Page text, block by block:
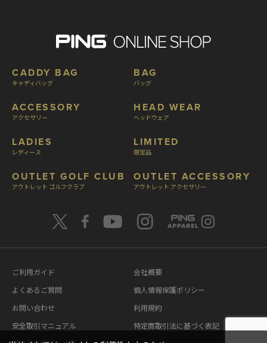
CADDY BAG
キャディバッグ
ACCESSORY
アクセサリー
LADIES
レディース
OUTLET GOLF CLUB
アウトレット ゴルフクラブ
BAG
バッグ
HEAD WEAR
ヘッドウェア
LIMITED
限定品
OUTLET ACCESSORY
アウトレット アクセサリー
ご利用ガイド
よくあるご質問
お問い合わせ
安全取引マニュアル
会社概要
個人情報保護ポリシー
利用規約
特定商取引法に基づく表記